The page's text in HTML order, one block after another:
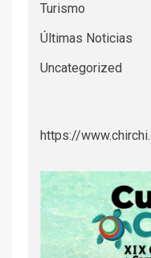
Turismo
Últimas Noticias
Uncategorized
https://